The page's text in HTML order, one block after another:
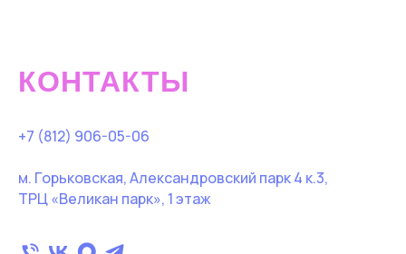
КОНТАКТЫ
+7 (812) 906-05-06
м. Горьковская, Александровский парк 4 к.3,
ТРЦ «Великан парк», 1 этаж